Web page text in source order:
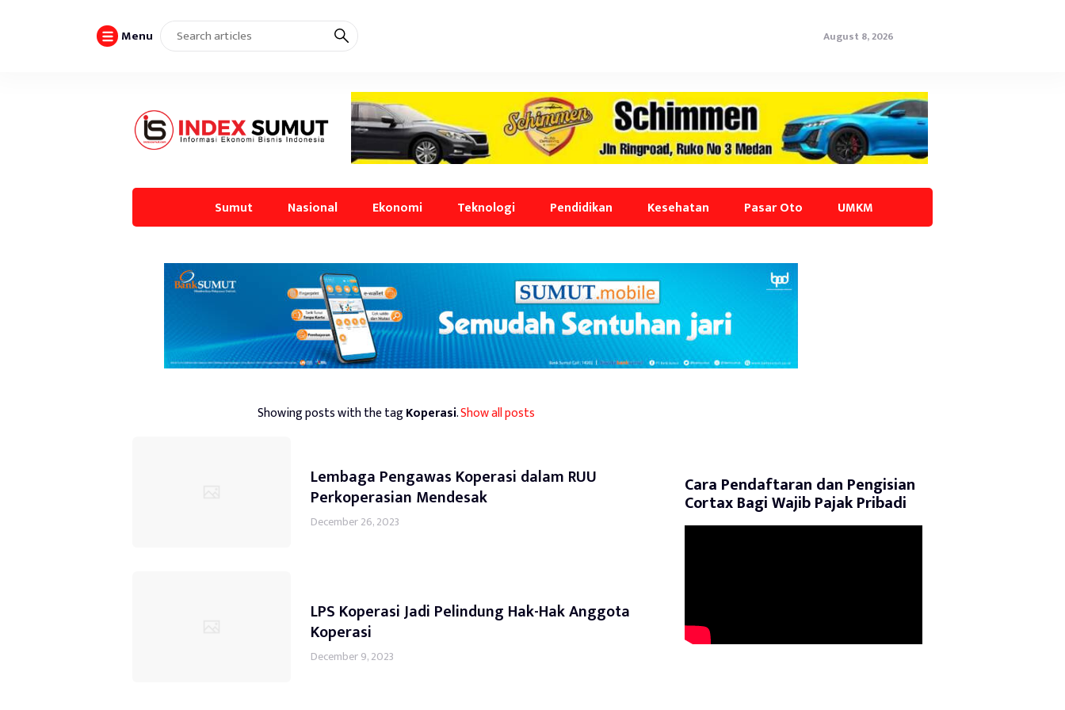
Menu August 8, 2026
Sumut Nasional Ekonomi Teknologi Pendidikan Kesehatan Pasar Oto UMKM
Showing posts with the tagKoperasi.Show all posts
Lembaga Pengawas Koperasi dalam RUU
Perkoperasian Mendesak
December 26, 2023
LPS Koperasi Jadi Pelindung Hak-Hak Anggota
Koperasi
December 9, 2023
Cara Pendaftaran dan Pengisian
Cortax Bagi Wajib Pajak Pribadi